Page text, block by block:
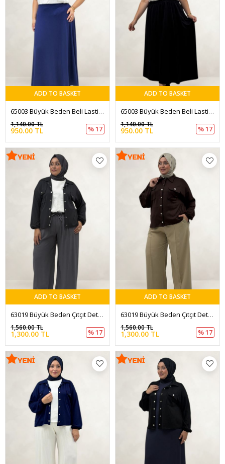
ADD TO BASKET
65003 Büyük Beden Beli Lastikli Modal Etek - İndigo
950.00 TL
1,140.00 TL
% 17
ADD TO BASKET
65003 Büyük Beden Beli Lastikli Modal Etek - Siyah
950.00 TL
1,140.00 TL
% 17
ADD TO BASKET
63019 Büyük Beden Çıtçıt Detaylı Modal Kısa Ceket - Antrasit
1,300.00 TL
1,560.00 TL
% 17
ADD TO BASKET
63019 Büyük Beden Çıtçıt Detaylı Modal Kısa Ceket - Kahve
1,300.00 TL
1,560.00 TL
% 17